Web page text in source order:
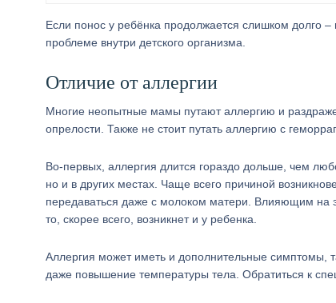
Если понос у ребёнка продолжается слишком долго –
проблеме внутри детского организма.
Отличие от аллергии
Многие неопытные мамы путают аллергию и
опрелости. Также не стоит путать аллергию с
Во-первых, аллергия длится гораздо дольше, чем
но и в других местах. Чаще всего причиной
передаваться даже с молоком матери. Влияющим на
то, скорее всего, возникнет и у ребенка.
Аллергия может иметь и дополнительные симптомы,
даже повышение температуры тела. Обратиться к